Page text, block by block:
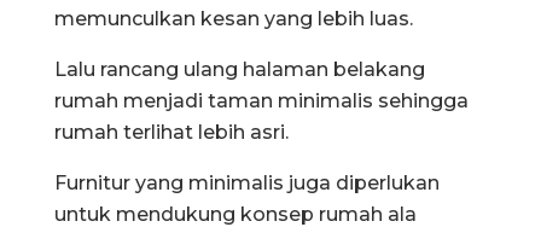
memunculkan kesan yang lebih luas.
Lalu rancang ulang halaman belakang
rumah menjadi taman minimalis sehingga
rumah terlihat lebih asri.
Furnitur yang minimalis juga diperlukan
untuk mendukung konsep rumah ala